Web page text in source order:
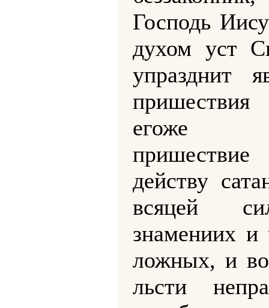
Господь
духом уст
упразднит
пришествия
егоже
действу
всяцей
знамениих и
ложных, и во
льсти